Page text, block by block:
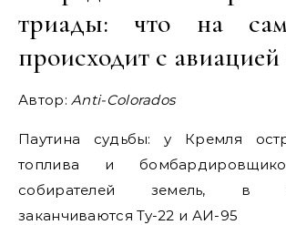
триады: что на
происходит с
Автор:Anti-Colorados
Паутина судьбы: у Кремля
топлива и
собирателей земель, в
заканчиваются Ту-22 и АИ-95